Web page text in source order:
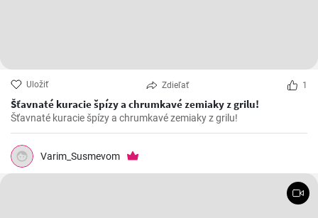
Uložiť Zdieľať 1
Šťavnaté kuracie špízy a chrumkavé zemiaky z grilu!
Šťavnaté kuracie špízy a chrumkavé zemiaky z grilu!
Varim_Susmevom